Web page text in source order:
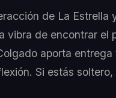
de La
vibra de encontrar el
aporta
Si estás